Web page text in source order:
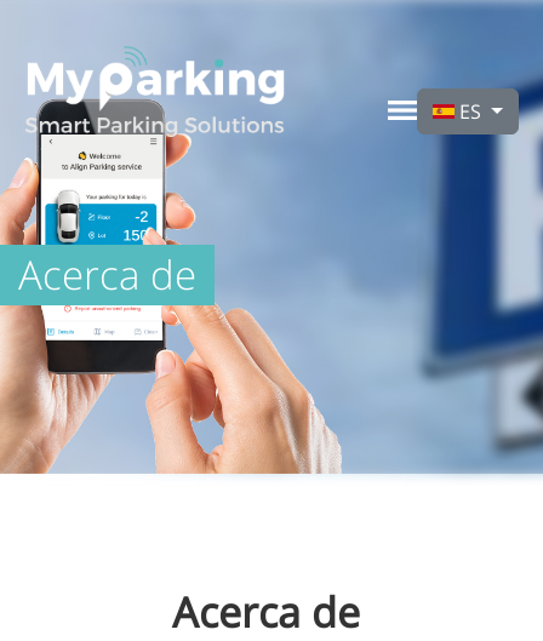
Seleccione su
ES
Acerca de
Acerca de